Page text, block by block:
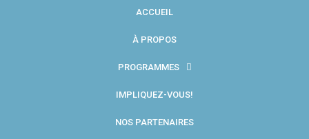
ACCUEIL
À PROPOS
PROGRAMMES
IMPLIQUEZ-VOUS!
NOS PARTENAIRES